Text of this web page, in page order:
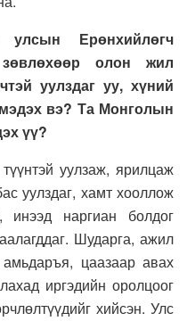
Ерөнхийлөгч
олон жил
уулздаг уу, хүний
вэ? Та Монголын
үү?
уулзаж, ярилцаж
уулздаг, хамт хооллож
наргиан болдог
Шударга, ажил
цаазаар авах
иргэдийн оролцоог
хийсэн. Улс